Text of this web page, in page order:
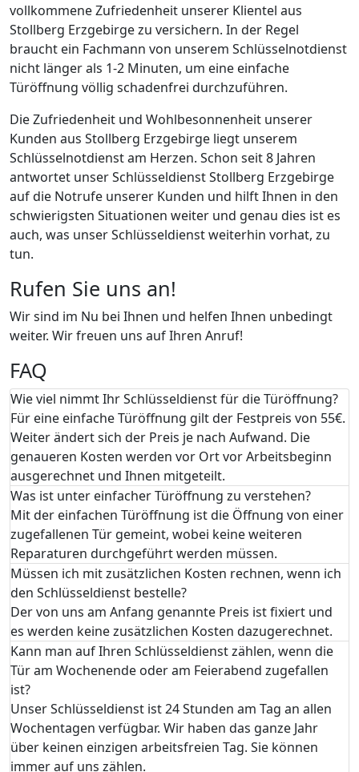
vollkommene Zufriedenheit unserer Klientel aus
Stollberg Erzgebirge zu versichern. In der Regel
braucht ein Fachmann von unserem Schlüsselnotdienst
nicht länger als 1-2 Minuten, um eine einfache
Türöffnung völlig schadenfrei durchzuführen.
Die Zufriedenheit und Wohlbesonnenheit unserer
Kunden aus Stollberg Erzgebirge liegt unserem
Schlüsselnotdienst am Herzen. Schon seit 8 Jahren
antwortet unser Schlüsseldienst Stollberg Erzgebirge
auf die Notrufe unserer Kunden und hilft Ihnen in den
schwierigsten Situationen weiter und genau dies ist es
auch, was unser Schlüsseldienst weiterhin vorhat, zu
tun.
Rufen Sie uns an!
Wir sind im Nu bei Ihnen und helfen Ihnen unbedingt
weiter. Wir freuen uns auf Ihren Anruf!
FAQ
Wie viel nimmt Ihr Schlüsseldienst für die Türöffnung?
Für eine einfache Türöffnung gilt der Festpreis von 55€.
Weiter ändert sich der Preis je nach Aufwand. Die
genaueren Kosten werden vor Ort vor Arbeitsbeginn
ausgerechnet und Ihnen mitgeteilt.
Was ist unter einfacher Türöffnung zu verstehen?
Mit der einfachen Türöffnung ist die Öffnung von einer
zugefallenen Tür gemeint, wobei keine weiteren
Reparaturen durchgeführt werden müssen.
Müssen ich mit zusätzlichen Kosten rechnen, wenn ich
den Schlüsseldienst bestelle?
Der von uns am Anfang genannte Preis ist fixiert und
es werden keine zusätzlichen Kosten dazugerechnet.
Kann man auf Ihren Schlüsseldienst zählen, wenn die
Tür am Wochenende oder am Feierabend zugefallen
ist?
Unser Schlüsseldienst ist 24 Stunden am Tag an allen
Wochentagen verfügbar. Wir haben das ganze Jahr
über keinen einzigen arbeitsfreien Tag. Sie können
immer auf uns zählen.